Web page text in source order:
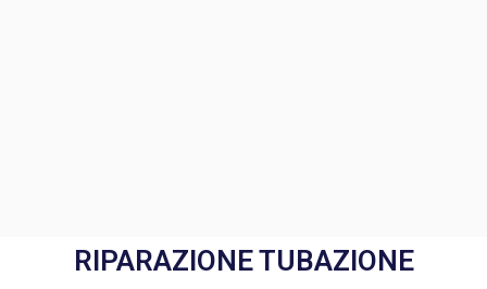
RIPARAZIONE TUBAZIONE